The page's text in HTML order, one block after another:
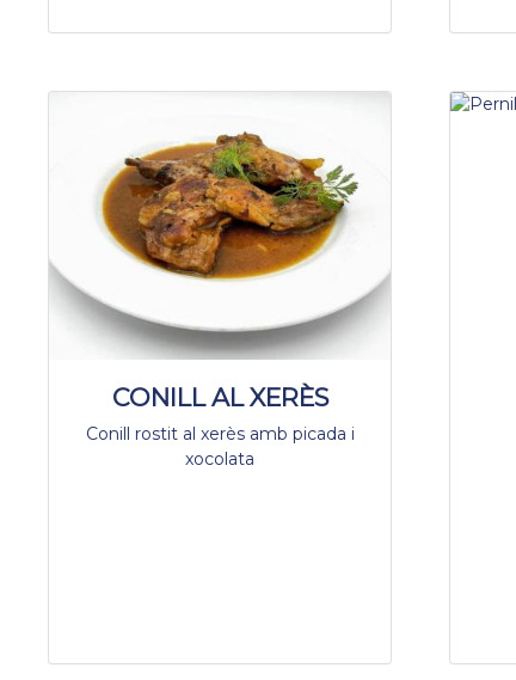
CONILL AL XERÈS
Conill rostit al xerès amb picada i
xocolata